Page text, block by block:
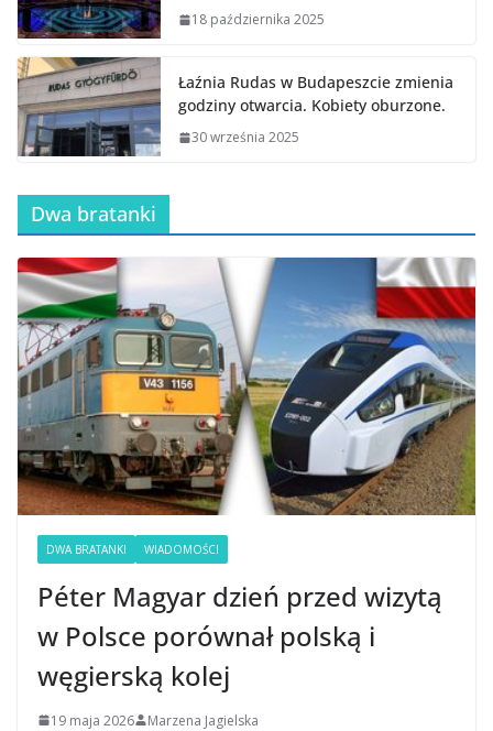
18 października 2025
Łaźnia Rudas w Budapeszcie zmienia
godziny otwarcia. Kobiety oburzone.
30 września 2025
Dwa bratanki
DWA BRATANKI WIADOMOŚCI
Péter Magyar dzień przed wizytą
w Polsce porównał polską i
węgierską kolej
19 maja 2026 Marzena Jagielska